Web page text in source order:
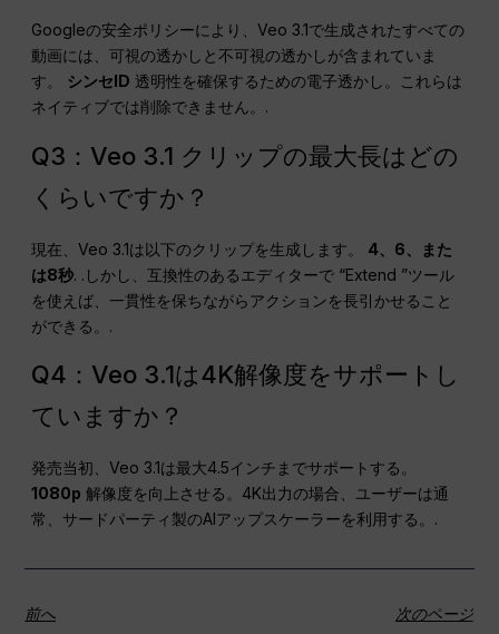
Googleの安全ポリシーにより、Veo 3.1で生成されたすべての
動画には、可視の透かしと不可視の透かしが含まれていま
す。 シンセID 透明性を確保するための電子透かし。これらは
ネイティブでは削除できません。.
Q3：Veo 3.1 クリップの最大長はどの
くらいですか？
現在、Veo 3.1は以下のクリップを生成します。 4、6、また
は8秒. .しかし、互換性のあるエディターで “Extend ”ツール
を使えば、一貫性を保ちながらアクションを長引かせること
ができる。.
Q4：Veo 3.1は4K解像度をサポートし
ていますか？
発売当初、Veo 3.1は最大4.5インチまでサポートする。
1080p 解像度を向上させる。4K出力の場合、ユーザーは通
常、サードパーティ製のAIアップスケーラーを利用する。.
前へ 次のページ